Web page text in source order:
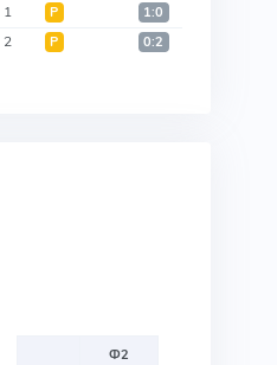
1 Р 1:0
2 Р 0:2
Ф2